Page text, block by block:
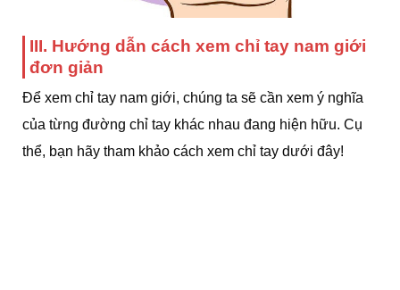
III. Hướng dẫn cách xem chỉ tay nam giới
đơn giản
Để xem chỉ tay nam giới, chúng ta sẽ cần xem ý nghĩa
của từng đường chỉ tay khác nhau đang hiện hữu. Cụ
thể, bạn hãy tham khảo cách xem chỉ tay dưới đây!